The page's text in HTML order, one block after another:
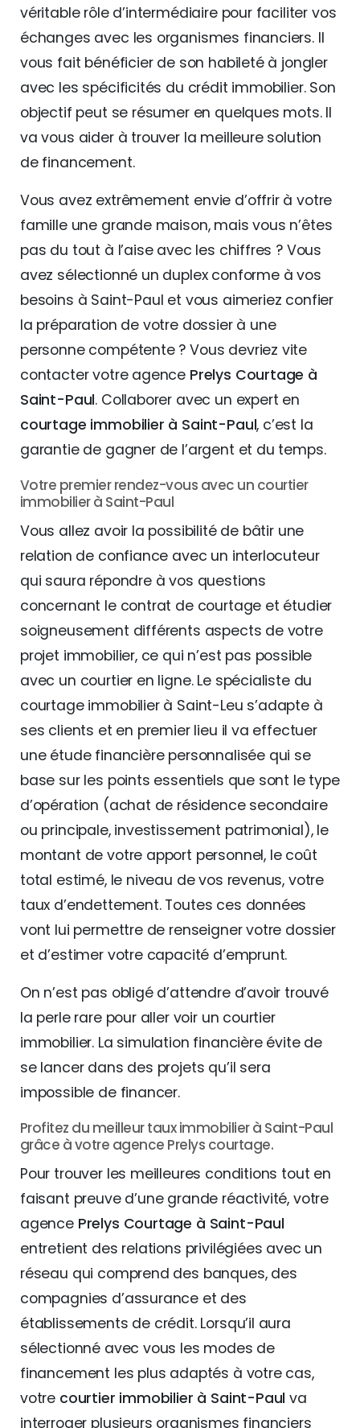
véritable rôle d’intermédiaire pour faciliter vos
échanges avec les organismes financiers. Il
vous fait bénéficier de son habileté à jongler
avec les spécificités du crédit immobilier. Son
objectif peut se résumer en quelques mots. Il
va vous aider à trouver la meilleure solution
de financement.
Vous avez extrêmement envie d’offrir à votre
famille une grande maison, mais vous n’êtes
pas du tout à l’aise avec les chiffres ? Vous
avez sélectionné un duplex conforme à vos
besoins à Saint-Paul et vous aimeriez confier
la préparation de votre dossier à une
personne compétente ? Vous devriez vite
contacter votre agence Prelys Courtage à
Saint-Paul. Collaborer avec un expert en
courtage immobilier à Saint-Paul, c’est la
garantie de gagner de l’argent et du temps.
Votre premier rendez-vous avec un courtier
immobilier à Saint-Paul
Vous allez avoir la possibilité de bâtir une
relation de confiance avec un interlocuteur
qui saura répondre à vos questions
concernant le contrat de courtage et étudier
soigneusement différents aspects de votre
projet immobilier, ce qui n’est pas possible
avec un courtier en ligne. Le spécialiste du
courtage immobilier à Saint-Leu s’adapte à
ses clients et en premier lieu il va effectuer
une étude financière personnalisée qui se
base sur les points essentiels que sont le type
d’opération (achat de résidence secondaire
ou principale, investissement patrimonial), le
montant de votre apport personnel, le coût
total estimé, le niveau de vos revenus, votre
taux d’endettement. Toutes ces données
vont lui permettre de renseigner votre dossier
et d’estimer votre capacité d’emprunt.
On n’est pas obligé d’attendre d’avoir trouvé
la perle rare pour aller voir un courtier
immobilier. La simulation financière évite de
se lancer dans des projets qu’il sera
impossible de financer.
Profitez du meilleur taux immobilier à Saint-Paul
grâce à votre agence Prelys courtage.
Pour trouver les meilleures conditions tout en
faisant preuve d’une grande réactivité, votre
agence Prelys Courtage à Saint-Paul
entretient des relations privilégiées avec un
réseau qui comprend des banques, des
compagnies d’assurance et des
établissements de crédit. Lorsqu’il aura
sélectionné avec vous les modes de
financement les plus adaptés à votre cas,
votre courtier immobilier à Saint-Paul va
interroger plusieurs organismes financiers